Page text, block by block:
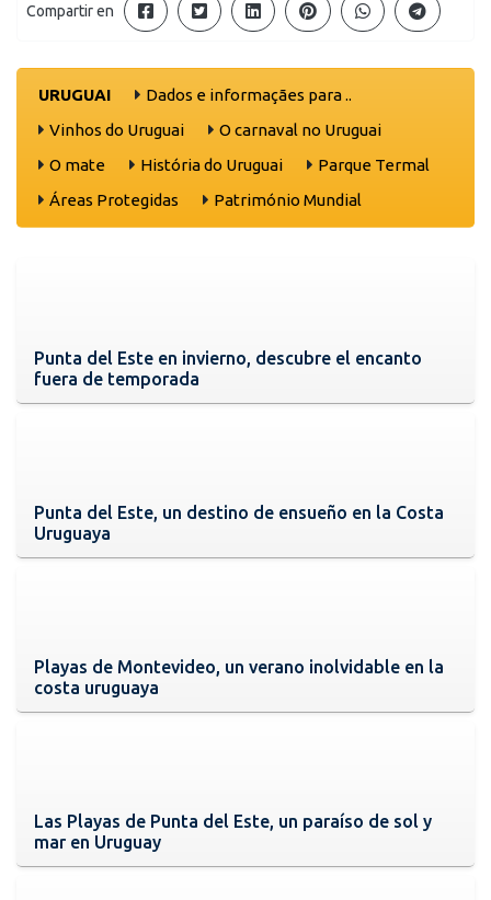
Compartir en
URUGUAI
Dados e informaçães para ..
Vinhos do Uruguai
O carnaval no Uruguai
O mate
História do Uruguai
Parque Termal
Áreas Protegidas
Património Mundial
Punta del Este en invierno, descubre el encanto
fuera de temporada
Punta del Este, un destino de ensueño en la Costa
Uruguaya
Playas de Montevideo, un verano inolvidable en la
costa uruguaya
Las Playas de Punta del Este, un paraíso de sol y
mar en Uruguay